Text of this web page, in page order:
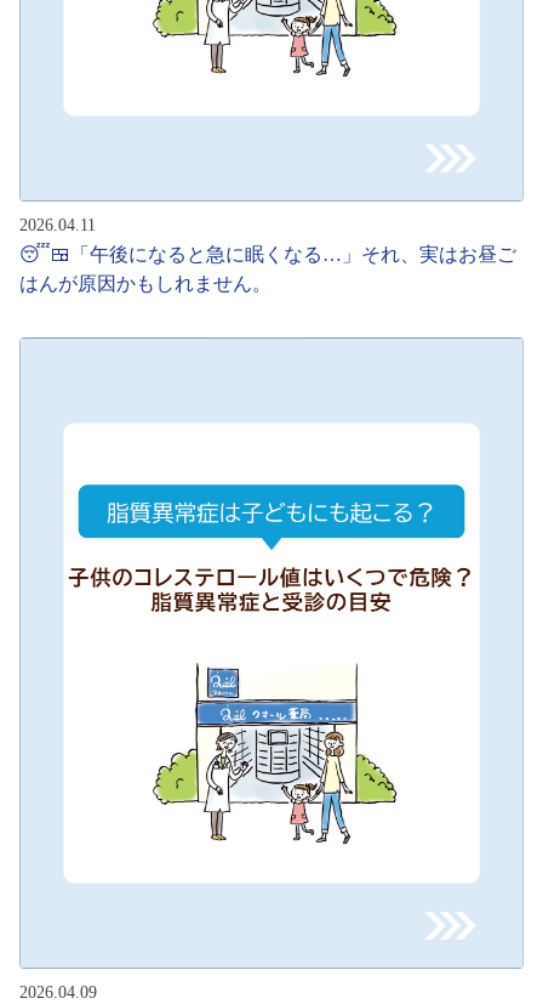
2026.04.11
😴🍱「午後になると急に眠くなる…」それ、実はお昼ご
はんが原因かもしれません。
2026.04.09